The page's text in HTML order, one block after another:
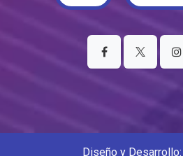
Diseño y Desarrollo: